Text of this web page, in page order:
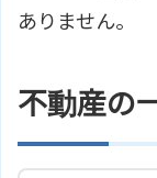
ありません。
不動産の